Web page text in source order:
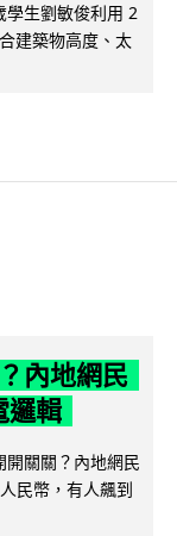
學生劉敏俊利用 2
建築物高度、太
內地網民
邏輯
關關？內地網民
民幣，有人飆到